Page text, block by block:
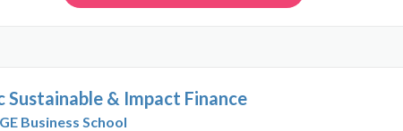
Sustainable & Impact Finance
Business School